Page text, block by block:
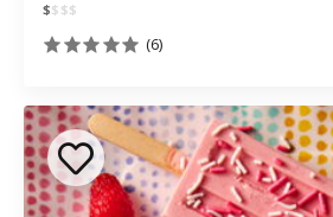
$$ $$
(6)